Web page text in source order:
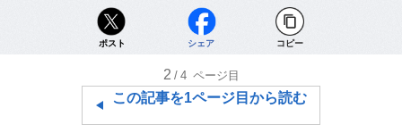
ポスト シェア コピー
2 /4 ページ目
この記事を1ページ目から読む